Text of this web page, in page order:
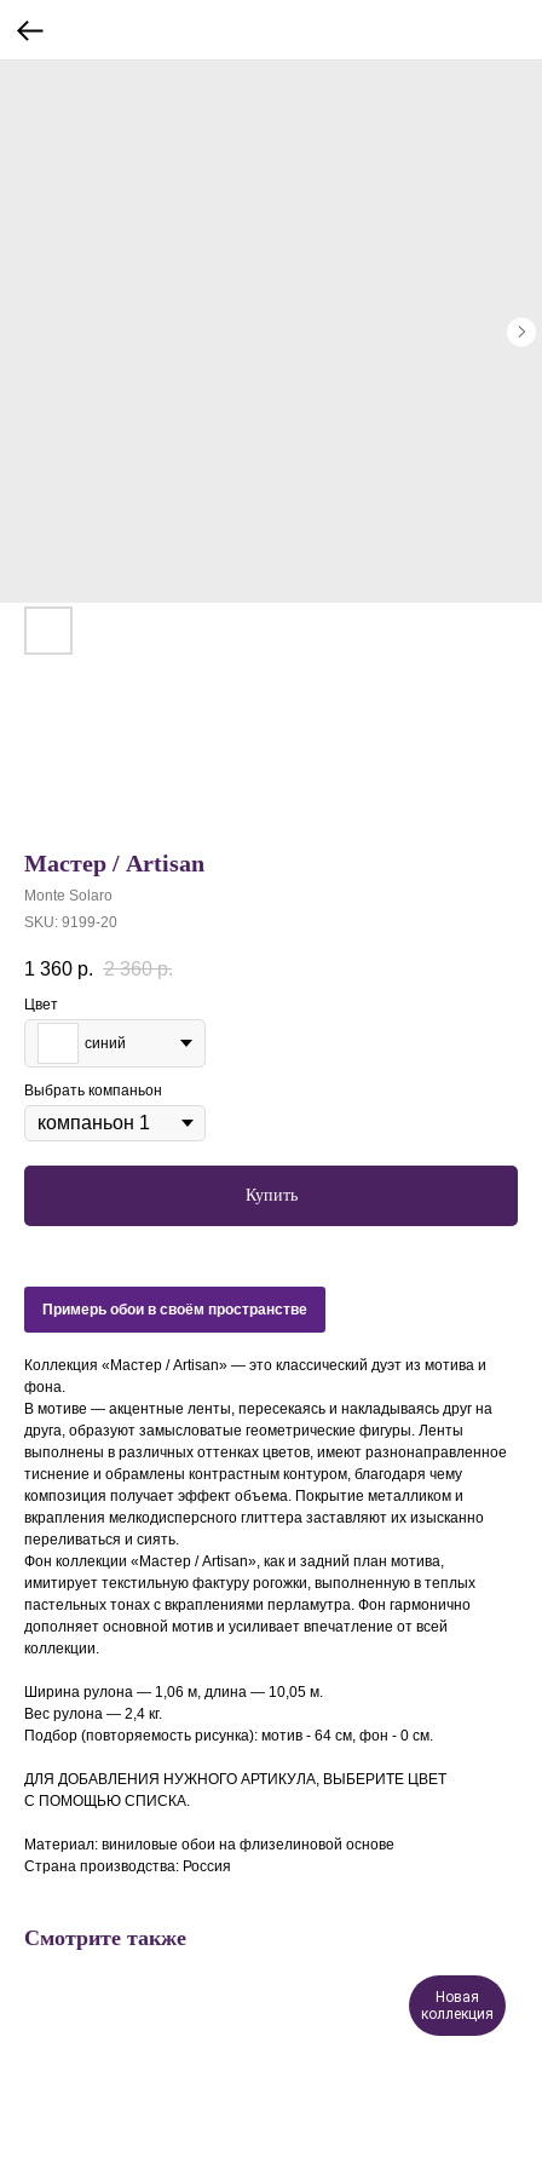
Мастер / Artisan
Monte Solaro
SKU: 9199-20
1 360 р. 2 360 р.
Цвет
синий
Выбрать компаньон
Купить
Примерь обои в своём пространстве
Коллекция «Мастер / Artisan» — это классический дуэт из мотива и
фона.
В мотиве — акцентные ленты, пересекаясь и накладываясь друг на
друга, образуют замысловатые геометрические фигуры. Ленты
выполнены в различных оттенках цветов, имеют разнонаправленное
тиснение и обрамлены контрастным контуром, благодаря чему
композиция получает эффект объема. Покрытие металликом и
вкрапления мелкодисперсного глиттера заставляют их изысканно
переливаться и сиять.
Фон коллекции «Мастер / Artisan», как и задний план мотива,
имитирует текстильную фактуру рогожки, выполненную в теплых
пастельных тонах с вкраплениями перламутра. Фон гармонично
дополняет основной мотив и усиливает впечатление от всей
коллекции.
Ширина рулона — 1,06 м, длина — 10,05 м.
Вес рулона — 2,4 кг.
Подбор (повторяемость рисунка): мотив - 64 см, фон - 0 см.
ДЛЯ ДОБАВЛЕНИЯ НУЖНОГО АРТИКУЛА, ВЫБЕРИТЕ ЦВЕТ
С ПОМОЩЬЮ СПИСКА.
Материал: виниловые обои на флизелиновой основе
Страна производства: Россия
Смотрите также
Новая
коллекция